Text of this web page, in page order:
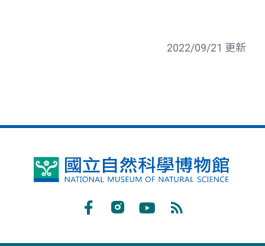
2022/09/21 更新
國